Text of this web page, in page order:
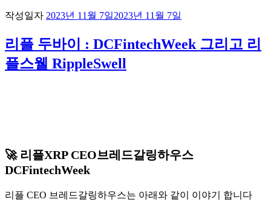
작성일자 2023년 11월 7일2023년 11월 7일
리플 두바이 : DCFintechWeek 그리고 리
플스웰 RippleSwell
🚀 리플XRP CEO브레드갈링하우스
DCFintechWeek
리플 CEO 브레드갈링하우스는 아래와 같이 이야기 합니다